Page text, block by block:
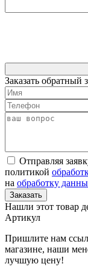
Заказать обратный
Отправляя
политикой
на обработку
Заказать
Нашли этот товар
Артикул
Пришлите нам
магазине, наши
лучшую цену!